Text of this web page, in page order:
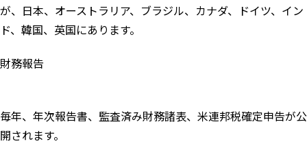
が、日本、オーストラリア、ブラジル、カナダ、ドイツ、イン
ド、韓国、英国にあります。
財務報告
毎年、年次報告書、監査済み財務諸表、米連邦税確定申告が公
開されます。